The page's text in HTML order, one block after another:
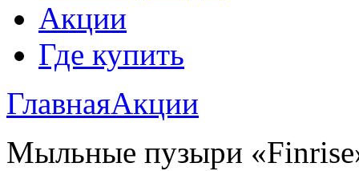
Акции
Где купить
ГлавнаяАкции
Мыльные пузыри